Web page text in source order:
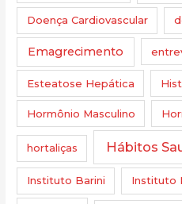
Doença Cardiovascular
Emagrecimento
Esteatose Hepática
Hormônio Masculino
hortaliças Hábitos
Instituto Barini Instituto